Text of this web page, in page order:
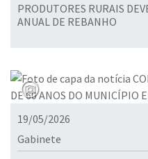
PRODUTORES RURAIS
ANUAL DE REBANHO
19/05/2026
Gabinete